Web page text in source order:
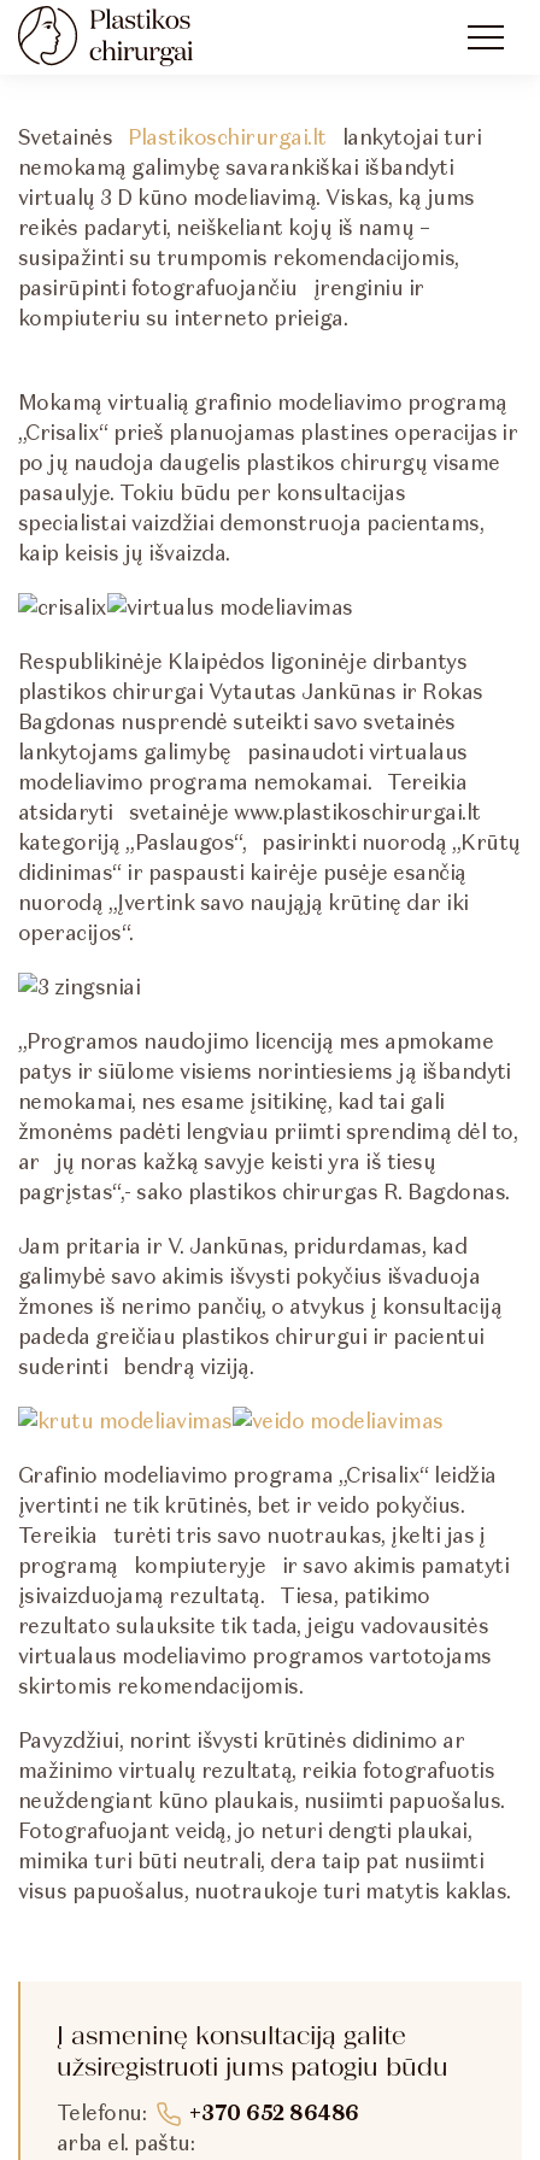
Svetainės Plastikoschirurgai.lt lankytojai turi
nemokamą galimybę savarankiškai išbandyti
virtualų 3 D kūno modeliavimą. Viskas, ką jums
reikės padaryti, neiškeliant kojų iš namų –
susipažinti su trumpomis rekomendacijomis,
pasirūpinti fotografuojančiu įrenginiu ir
kompiuteriu su interneto prieiga.
Mokamą virtualią grafinio modeliavimo programą
„Crisalix“ prieš planuojamas plastines operacijas ir
po jų naudoja daugelis plastikos chirurgų visame
pasaulyje. Tokiu būdu per konsultacijas
specialistai vaizdžiai demonstruoja pacientams,
kaip keisis jų išvaizda.
Respublikinėje Klaipėdos ligoninėje dirbantys
plastikos chirurgai Vytautas Jankūnas ir Rokas
Bagdonas nusprendė suteikti savo svetainės
lankytojams galimybę pasinaudoti virtualaus
modeliavimo programa nemokamai. Tereikia
atsidaryti svetainėje www.plastikoschirurgai.lt
kategoriją „Paslaugos“, pasirinkti nuorodą „Krūtų
didinimas“ ir paspausti kairėje pusėje esančią
nuorodą „Įvertink savo naująją krūtinę dar iki
operacijos“.
„Programos naudojimo licenciją mes apmokame
patys ir siūlome visiems norintiesiems ją išbandyti
nemokamai, nes esame įsitikinę, kad tai gali
žmonėms padėti lengviau priimti sprendimą dėl to,
ar jų noras kažką savyje keisti yra iš tiesų
pagrįstas“,- sako plastikos chirurgas R. Bagdonas.
Jam pritaria ir V. Jankūnas, pridurdamas, kad
galimybė savo akimis išvysti pokyčius išvaduoja
žmones iš nerimo pančių, o atvykus į konsultaciją
padeda greičiau plastikos chirurgui ir pacientui
suderinti bendrą viziją.
Grafinio modeliavimo programa „Crisalix“ leidžia
įvertinti ne tik krūtinės, bet ir veido pokyčius.
Tereikia turėti tris savo nuotraukas, įkelti jas į
programą kompiuteryje ir savo akimis pamatyti
įsivaizduojamą rezultatą. Tiesa, patikimo
rezultato sulauksite tik tada, jeigu vadovausitės
virtualaus modeliavimo programos vartotojams
skirtomis rekomendacijomis.
Pavyzdžiui, norint išvysti krūtinės didinimo ar
mažinimo virtualų rezultatą, reikia fotografuotis
neuždengiant kūno plaukais, nusiimti papuošalus.
Fotografuojant veidą, jo neturi dengti plaukai,
mimika turi būti neutrali, dera taip pat nusiimti
visus papuošalus, nuotraukoje turi matytis kaklas.
Į asmeninę konsultaciją galite
užsiregistruoti jums patogiu būdu
Telefonu:
+370 652 86486
arba el. paštu: